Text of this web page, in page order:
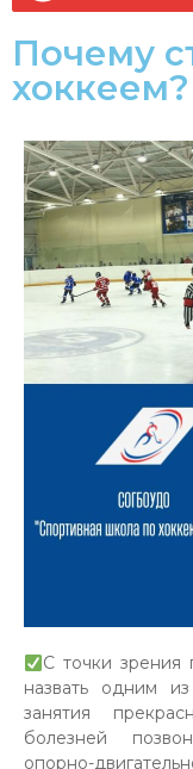
Почему
хоккеем?
С точки зрения
назвать одним
занятия
болезней
опорно-